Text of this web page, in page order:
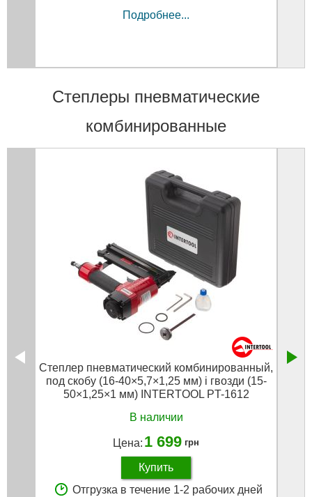
Подробнее...
Степлеры пневматические
комбинированные
Степлер пневматический комбинированный,
под скобу (16-40×5,7×1,25 мм) і гвозди (15-
50×1,25×1 мм) INTERTOOL PT-1612
В наличии
Цена: 1 699 грн
Купить
Отгрузка в течение 1-2 рабочих дней